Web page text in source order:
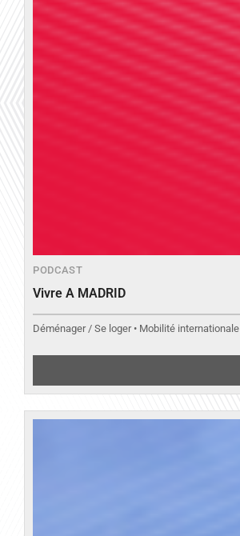
PODCAST
Vivre A MADRID
Déménager / Se loger • Mobilité internationale